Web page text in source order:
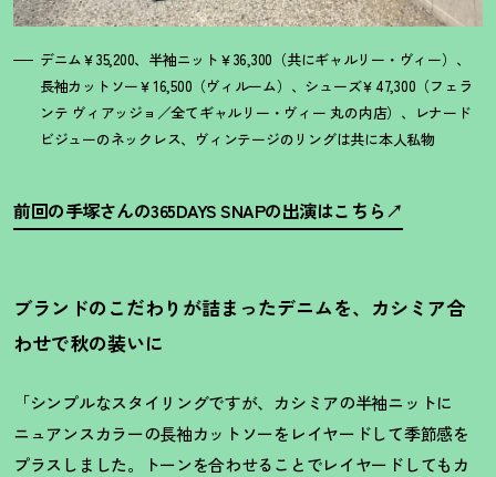
デニム￥35,200、半袖ニット￥36,300（共にギャルリー・ヴィー）、
長袖カットソー￥16,500（ヴィルーム）、シューズ￥47,300（フェラ
ンテ ヴィアッジョ／全てギャルリー・ヴィー 丸の内店）、レナード
ビジューのネックレス、ヴィンテージのリングは共に本人私物
前回の手塚さんの365DAYS SNAPの出演はこちら
ブランドのこだわりが詰まったデニムを、カシミア合
わせで秋の装いに
「シンプルなスタイリングですが、カシミアの半袖ニットに
ニュアンスカラーの長袖カットソーをレイヤードして季節感を
プラスしました。トーンを合わせることでレイヤードしてもカ